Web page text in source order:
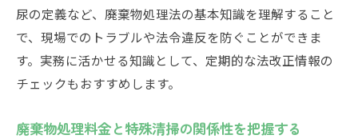
尿の定義など、廃棄物処理法の基本知識を理解すること
で、現場でのトラブルや法令違反を防ぐことができま
す。実務に活かせる知識として、定期的な法改正情報の
チェックもおすすめします。
廃棄物処理料金と特殊清掃の関係性を把握する